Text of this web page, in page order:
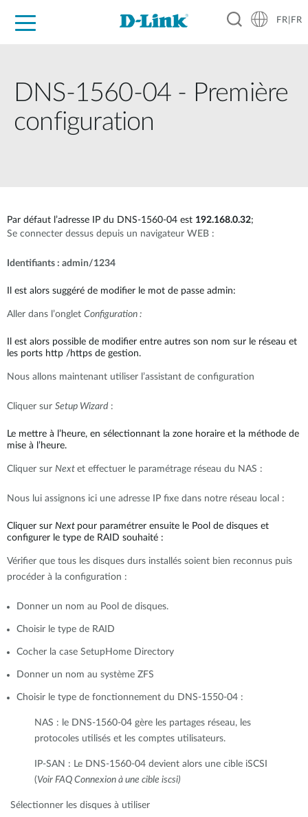
FR|FR
DNS-1560-04 - Première
configuration
Par défaut l’adresse IP du DNS-1560-04 est 192.168.0.32;
Se connecter dessus depuis un navigateur WEB :
Identifiants : admin/1234
Il est alors suggéré de modifier le mot de passe admin:
Aller dans l’onglet Configuration :
Il est alors possible de modifier entre autres son nom sur le réseau et
les ports http /https de gestion.
Nous allons maintenant utiliser l’assistant de configuration
Cliquer sur Setup Wizard :
Le mettre à l’heure, en sélectionnant la zone horaire et la méthode de
mise à l’heure.
Cliquer sur Next et effectuer le paramétrage réseau du NAS :
Nous lui assignons ici une adresse IP fixe dans notre réseau local :
Cliquer sur Next pour paramétrer ensuite le Pool de disques et
configurer le type de RAID souhaité :
Vérifier que tous les disques durs installés soient bien reconnus puis
procéder à la configuration :
Donner un nom au Pool de disques.
Choisir le type de RAID
Cocher la case SetupHome Directory
Donner un nom au système ZFS
Choisir le type de fonctionnement du DNS-1550-04 :
NAS : le DNS-1560-04 gère les partages réseau, les
protocoles utilisés et les comptes utilisateurs.
IP-SAN : Le DNS-1560-04 devient alors une cible iSCSI
(Voir FAQ Connexion à une cible iscsi)
les disques à utiliser